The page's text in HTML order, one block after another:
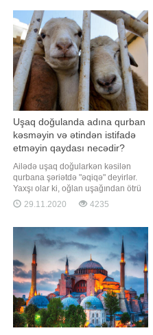
İmam Sadiqin (ə) xidmətinə
getmişdim və mənə buyurdu: "E
Uşaq doğulanda adına qurban
kəsməyin və ətindən istifadə
etməyin qaydası necədir?
Ailədə uşaq doğularkən kəsilən
qurbana şəriətdə "əqiqə" deyirlər.
Yaxşı olar ki, oğlan uşağından ötrü
erkək, qız uşağından ötrü dişi
heyvan kəsilsin. Əqiqə qurbanlığını
müstəhəbdir. Əqiqə heyvanı
kəsdikdən sonra sümüklərini
sındırmaq məsləhət deyil, yaxşı ola
29.11.2020 4235